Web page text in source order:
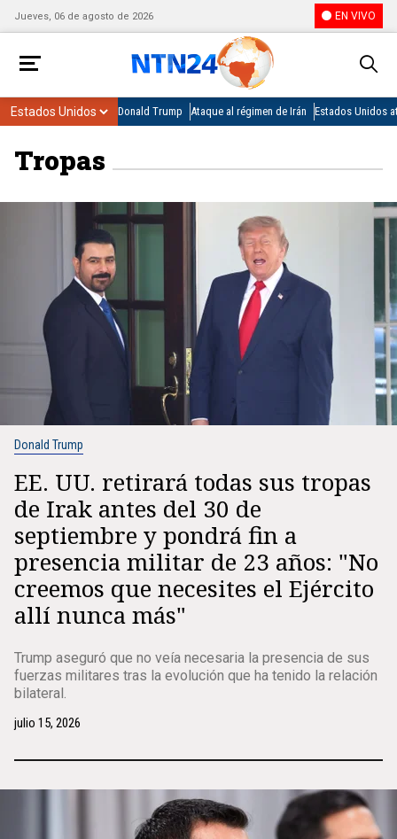
Jueves, 06 de agosto de 2026 EN VIVO
Donald Trump Ataque al régimen de Irán Estados Unidos
Tropas
Donald Trump
EE. UU. retirará todas sus tropas
de Irak antes del 30 de
septiembre y pondrá fin a
presencia militar de 23 años: "No
creemos que necesites el Ejército
allí nunca más"
Trump aseguró que no veía necesaria la presencia de sus
fuerzas militares tras la evolución que ha tenido la relación
bilateral.
julio 15, 2026